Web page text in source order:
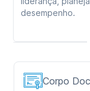
desempenho.
Corpo